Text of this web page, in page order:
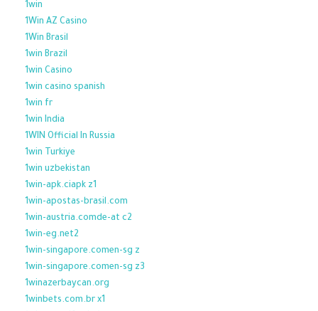
1win
1Win AZ Casino
1Win Brasil
1win Brazil
1win Casino
1win casino spanish
1win fr
1win India
1WIN Official In Russia
1win Turkiye
1win uzbekistan
1win-apk.ciapk z1
1win-apostas-brasil.com
1win-austria.comde-at c2
1win-eg.net2
1win-singapore.comen-sg z
1win-singapore.comen-sg z3
1winazerbaycan.org
1winbets.com.br x1